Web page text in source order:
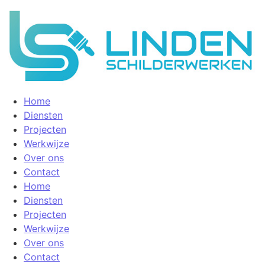
Home
Diensten
Projecten
Werkwijze
Over ons
Contact
Home
Diensten
Projecten
Werkwijze
Over ons
Contact